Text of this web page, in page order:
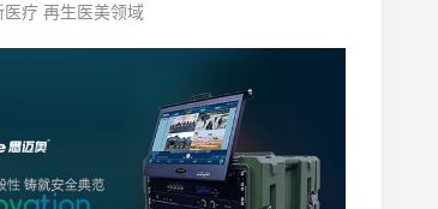
医疗 再生医美领域